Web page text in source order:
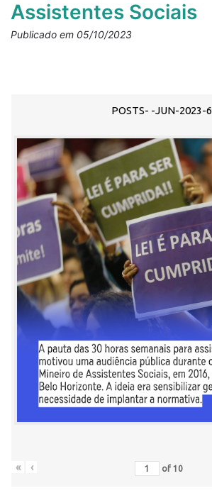
Assistentes Sociais
Publicado em 05/10/2023
POSTS- -JUN-2023-6
« ‹ of 10